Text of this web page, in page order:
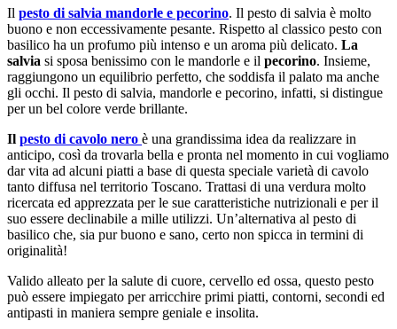
Il pesto di salvia mandorle e pecorino. Il pesto di salvia è molto
buono e non eccessivamente pesante. Rispetto al classico pesto con
basilico ha un profumo più intenso e un aroma più delicato. La
salvia si sposa benissimo con le mandorle e il pecorino. Insieme,
raggiungono un equilibrio perfetto, che soddisfa il palato ma anche
gli occhi. Il pesto di salvia, mandorle e pecorino, infatti, si distingue
per un bel colore verde brillante.
Il pesto di cavolo nero è una grandissima idea da realizzare in
anticipo, così da trovarla bella e pronta nel momento in cui vogliamo
dar vita ad alcuni piatti a base di questa speciale varietà di cavolo
tanto diffusa nel territorio Toscano. Trattasi di una verdura molto
ricercata ed apprezzata per le sue caratteristiche nutrizionali e per il
suo essere declinabile a mille utilizzi. Un’alternativa al pesto di
basilico che, sia pur buono e sano, certo non spicca in termini di
originalità!
Valido alleato per la salute di cuore, cervello ed ossa, questo pesto
può essere impiegato per arricchire primi piatti, contorni, secondi ed
antipasti in maniera sempre geniale e insolita.